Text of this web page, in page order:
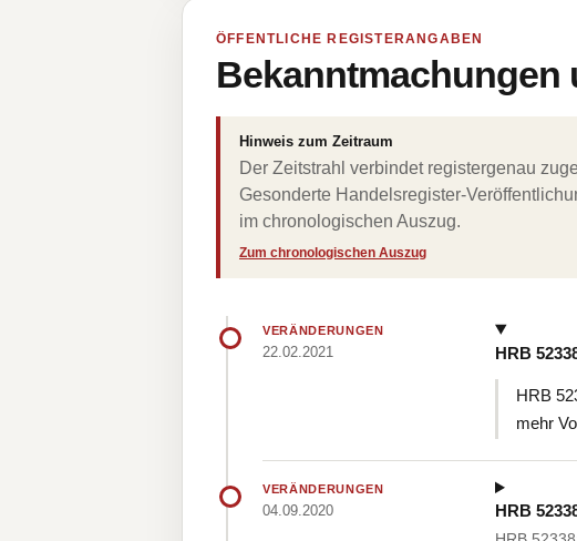
ÖFFENTLICHE REGISTERANGABEN
Bekanntmachungen
Hinweis zum Zeitraum
Der Zeitstrahl verbindet registergenau
Gesonderte Handelsregister-
im chronologischen Auszug.
Zum chronologischen Auszug
VERÄNDERUNGEN
22.02.2021 HRB
HRB
mehr
VERÄNDERUNGEN
04.09.2020 HRB